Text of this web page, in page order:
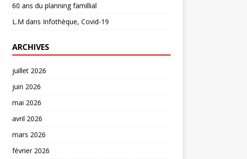
60 ans du planning famillial
L.M dans Infothèque, Covid-19
ARCHIVES
juillet 2026
juin 2026
mai 2026
avril 2026
mars 2026
février 2026